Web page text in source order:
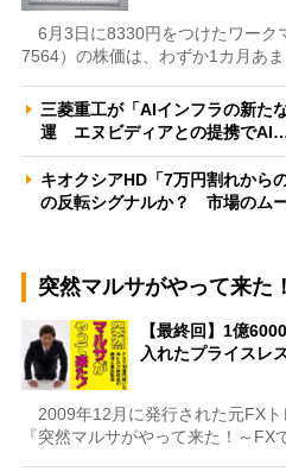
6月3日に8330円をつけたワーク
7564）の株価は、わずか1カ月あ
三菱重工が「AIインフラの新た
運 エヌビディアとの提携で
キオクシアHD「7万円割れから
の反転シグナルか？ 市場のム
突然マルサがやって来た！
【最終回】1億
入れたプライスレ
2009年12月に発行された元FX
『突然マルサがやって来た！～FX